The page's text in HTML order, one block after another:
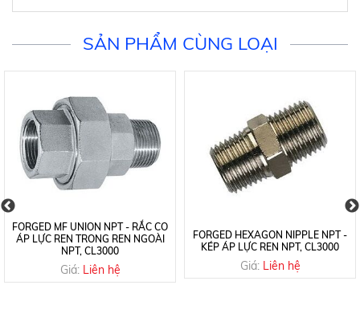
SẢN PHẨM CÙNG LOẠI
FORGED MF UNION NPT - RẮC CO
ÁP LỰC REN TRONG REN NGOÀI
NPT, CL3000
Giá: Liên hệ
FORGED HEXAGON NIPPLE NPT -
KÉP ÁP LỰC REN NPT, CL3000
Giá: Liên hệ